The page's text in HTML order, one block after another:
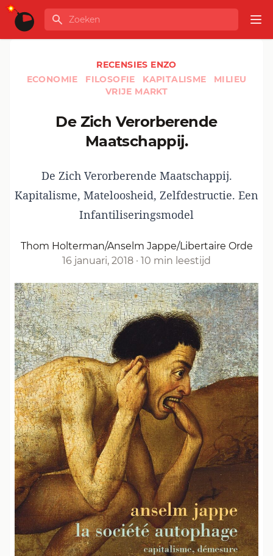
Ga naar de inhoud
GLOBALINFO
Zoeken
RECENSIES ENZO
ECONOMIE
FILOSOFIE KAPITALISME
MILIEU
VRIJE MARKT
De Zich Verorberende
Maatschappij.
De Zich Verorberende Maatschappij.
Kapitalisme, Mateloosheid, Zelfdestructie. Een
Infantiliseringsmodel
Thom Holterman/Anselm Jappe/Libertaire Orde
16 januari, 2018 · 10 min leestijd